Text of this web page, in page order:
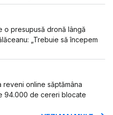
o presupusă dronă lângă
„Trebuie să începem
online săptămâna
94.000 de cereri blocate